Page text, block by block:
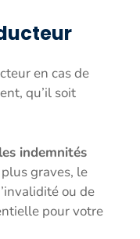
en cas de
qu’il soit
indemnités
graves, le
ou de
pour votre